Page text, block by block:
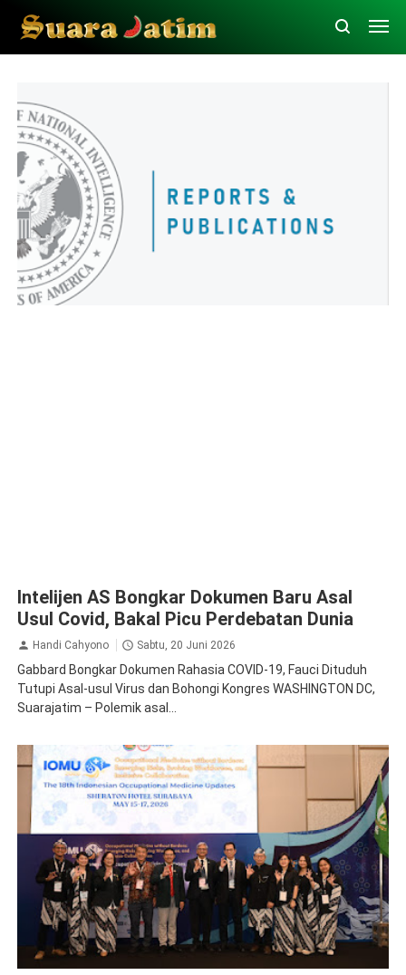
Intelijen AS Bongkar Dokumen Baru Asal
Usul Covid, Bakal Picu Perdebatan Dunia
Handi Cahyono Sabtu, 20 Juni 2026
Gabbard Bongkar Dokumen Rahasia COVID-19, Fauci Dituduh
Tutupi Asal-usul Virus dan Bohongi Kongres WASHINGTON DC,
Suarajatim – Polemik asal...